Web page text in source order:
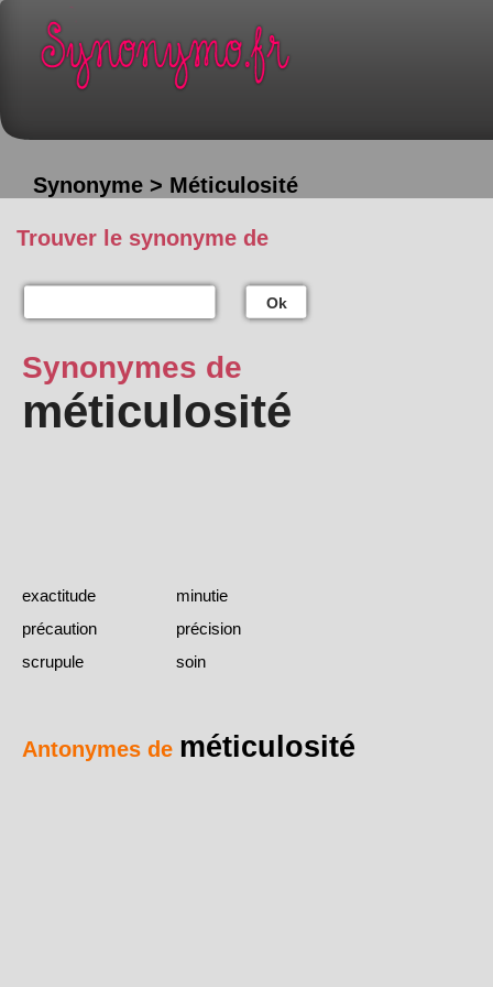
Synonyme > Méticulosité
Trouver le synonyme de
Ok
Synonymes de
méticulosité
exactitude
minutie
précaution
précision
scrupule
soin
Antonymes de méticulosité